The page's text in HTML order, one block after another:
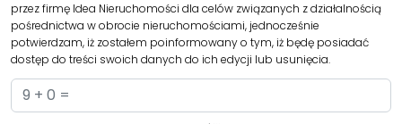
przez firmę Idea Nieruchomości dla celów związanych z działalnością
pośrednictwa w obrocie nieruchomościami, jednocześnie
potwierdzam, iż zostałem poinformowany o tym, iż będę posiadać
dostęp do treści swoich danych do ich edycji lub usunięcia.